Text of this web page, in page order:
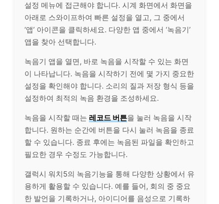
설정 메뉴에 접근해야 합니다. 시계 화면에서 화면을
아래로 스와이프하여 빠른 설정을 열고, 그 중에서
‘앱’ 아이콘을 클릭하세요. 다양한 앱 중에서 ‘녹음기’
앱을 찾아 선택합니다.
녹음기 앱을 열면, 바로 녹음을 시작할 수 있는 화면
이 나타납니다. 녹음을 시작하기 전에 몇 가지 중요한
설정을 확인해야 합니다. 소리의 질과 저장 형식 등을
설정하여 최적의 녹음 환경을 조성하세요.
녹음을 시작할 때는 레코드 버튼을 눌러 녹음을 시작
합니다. 원하는 순간에 버튼을 다시 눌러 녹음을 종료
할 수 있습니다. 종료 후에는 녹음된 파일을 확인하고
필요한 경우 수정도 가능합니다.
갤럭시 워치5의 녹음기능을 통해 다양한 상황에서 유
용하게 활용할 수 있습니다. 예를 들어, 회의 중 중요
한 발언을 기록하거나, 아이디어를 음성으로 기록하